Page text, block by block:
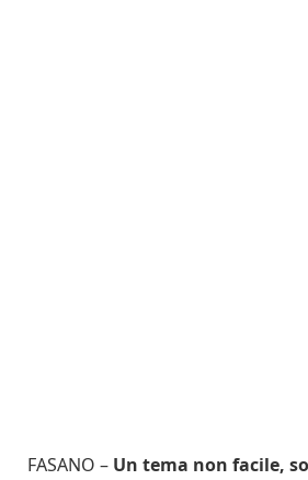
FASANO – Un tema non facile,